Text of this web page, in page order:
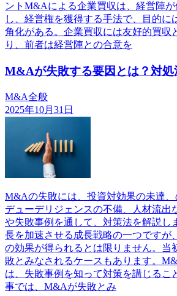
ントM&Aによる企業買収は、経営陣
し、経営権を獲得する手法で、目的に
角化がある。企業買収には友好的買収
り、前者は経営陣との合意を
M&Aが失敗する要因とは？対処
M&A全般
2025年10月31日
M&Aの失敗には、投資対効果の未達、
デューデリジェンスの不備、人材流出
や失敗事例を通して、対策法を解説し
長を加速させる成長戦略の一つですが
の効果が得られるとは限りません。当
敗とみなされるケースもあります。
は、失敗事例を知って対策を講じるこ
事では、M&Aが失敗とみ